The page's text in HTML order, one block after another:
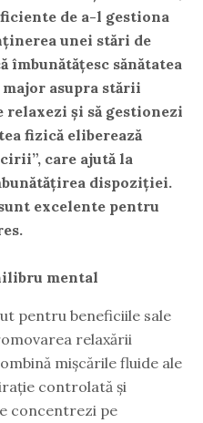
de a-l gestiona
unei stări de
îmbunătățesc sănătatea
asupra stării
relaxezi și să gestionezi
fizică eliberează
care ajută la
dispoziției.
excelente pentru
mental
pentru beneficiile sale
relaxării
mișcările fluide ale
controlată și
concentrezi pe